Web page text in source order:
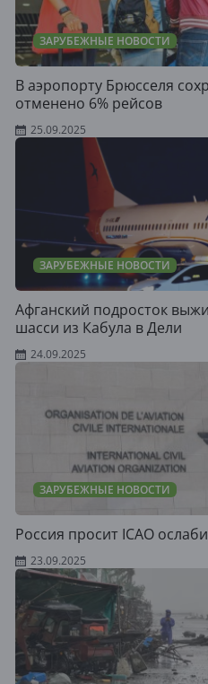
ЗАРУБЕЖНЫЕ НОВОСТИ
В аэропорту Брюсселя
отменено 6% рейсов
25.09.2025
ЗАРУБЕЖНЫЕ НОВОСТИ
Афганский подросток
шасси из Кабула в Дели
24.09.2025
ЗАРУБЕЖНЫЕ НОВОСТИ
Россия просит ICAO
23.09.2025